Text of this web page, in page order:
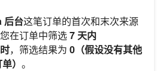
后台这笔订单的首次和末次来源
在订单中筛选7 天内
，筛选结果为 0（假设没有其他
） 。